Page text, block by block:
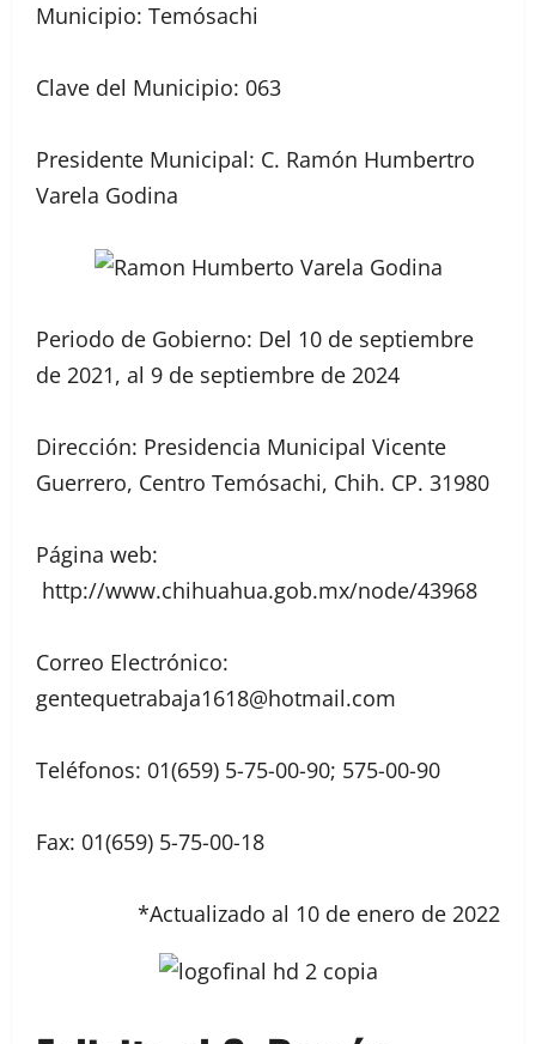
Municipio: Temósachi
Clave del Municipio: 063
Presidente Municipal: C. Ramón Humbertro
Varela Godina
Periodo de Gobierno: Del 10 de septiembre
de 2021, al 9 de septiembre de 2024
Dirección: Presidencia Municipal Vicente
Guerrero, Centro Temósachi, Chih. CP. 31980
Página web:
http://www.chihuahua.gob.mx/node/43968
Correo Electrónico:
gentequetrabaja1618@hotmail.com
Teléfonos: 01(659) 5-75-00-90; 575-00-90
Fax: 01(659) 5-75-00-18
*Actualizado al 10 de enero de 2022